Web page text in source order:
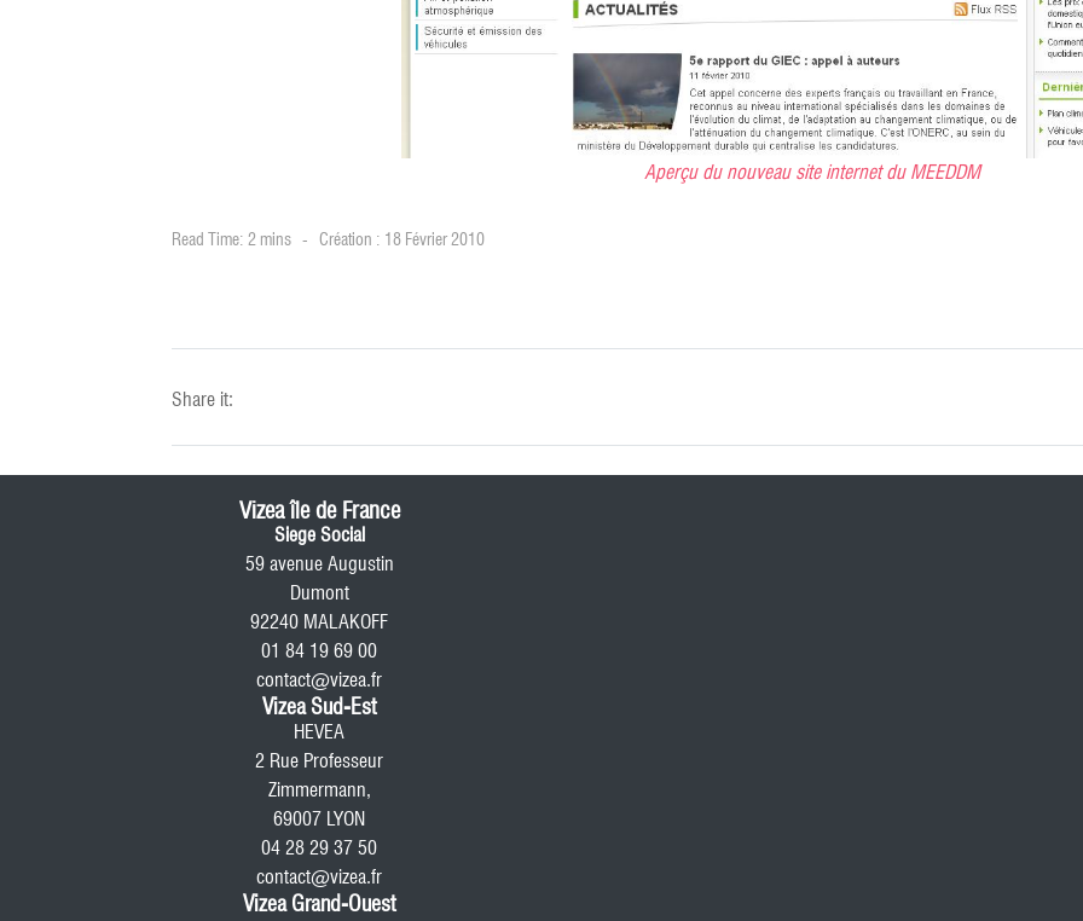
Aperçu du nouveau site internet du MEEDDM
Read Time: 2 mins Création : 18 Février 2010
Share it:
Vizea île de France
Siege Social
59 avenue Augustin
Dumont
92240 MALAKOFF
01 84 19 69 00
contact@vizea.fr
Vizea Sud-Est
HEVEA
2 Rue Professeur
Zimmermann,
69007 LYON
04 28 29 37 50
contact@vizea.fr
Vizea Grand-Ouest